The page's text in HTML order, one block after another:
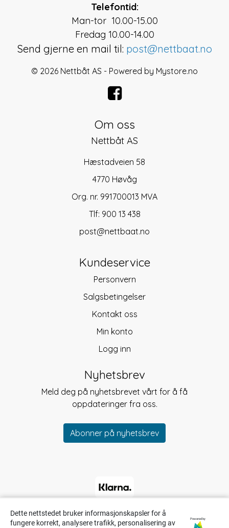
Telefontid:
Man-tor 10.00-15.00
Fredag 10.00-14.00
Send gjerne en mail til: post@nettbaat.no
© 2026 Nettbåt AS - Powered by Mystore.no
Om oss
Nettbåt AS
Hæstadveien 58
4770 Høvåg
Org. nr. 991700013 MVA
Tlf: 900 13 438
post@nettbaat.no
Kundeservice
Personvern
Salgsbetingelser
Kontakt oss
Min konto
Logg inn
Nyhetsbrev
Meld deg på nyhetsbrevet vårt for å få
oppdateringer fra oss.
Abonner på nyhetsbrev
Dette nettstedet bruker informasjonskapsler for å
fungere korrekt, analysere trafikk, personalisering av
Powered by